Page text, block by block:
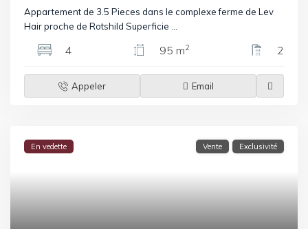
Appartement de 3.5 Pieces dans le complexe ferme de Lev
Hair proche de Rotshild Superficie
4 95 m2 2
Appeler Email
En vedette Vente Exclusivité